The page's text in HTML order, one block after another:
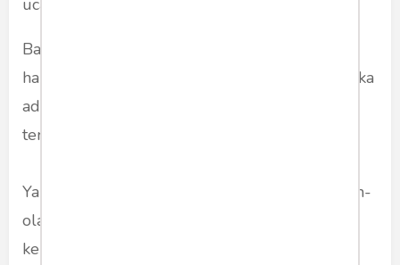
Bahkan, Wakil Ketua MPR ini meminta PPATK
harus berani mengusut tuntas temuannya ini jika
ada politikus maupun pejabat lain yang turut
terlibat.
Yang terpenting PPATK jangan terkesan seolah-
olah sudah bekerja, padahal itu bukan hanya
kepala daerah. “PPATK harus menelusurinya